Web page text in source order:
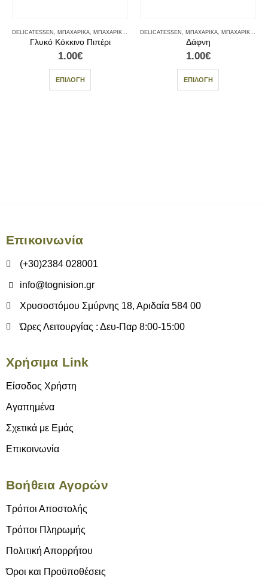
DELICATESSEN ΜΠΑΧΑΡΙΚΆ ΜΠΑΧΑΡΙΚΆ - ΑΛΆΤΙΑ
Γλυκό Κόκκινο Πιπέρι
1.00€
ΕΠΙΛΟΓΉ
DELICATESSEN ΜΠΑΧΑΡΙΚΆ ΜΠΑΧΑΡΙΚΆ - ΑΛΆΤΙΑ
Δάφνη
1.00€
ΕΠΙΛΟΓΉ
Επικοινωνία
(+30)2384 028001
info@tognision.gr
Χρυσοστόμου Σμύρνης 18, Αριδαία 584 00
Ώρες Λειτουργίας : Δευ-Παρ 8:00-15:00
Χρήσιμα Link
Είσοδος Χρήστη
Αγαπημένα
Σχετικά με Εμάς
Επικοινωνία
Βοήθεια Αγορών
Τρόποι Αποστολής
Τρόποι Πληρωμής
Πολιτική Απορρήτου
Όροι και Προϋποθέσεις